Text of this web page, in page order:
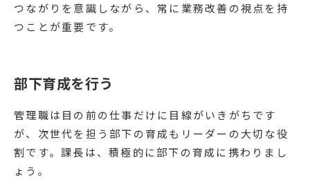
つながりを意識しながら、常に業務改善の視点を持
つことが重要です。
部下育成を行う
管理職は目の前の仕事だけに目線がいきがちです
が、次世代を担う部下の育成もリーダーの大切な役
割です。課長は、積極的に部下の育成に携わりまし
ょう。